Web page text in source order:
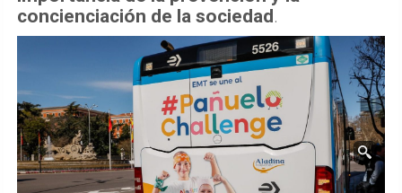
concienciación de la sociedad.